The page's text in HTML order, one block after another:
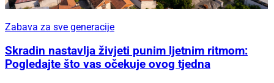
Zabava za sve generacije
Skradin nastavlja živjeti punim ljetnim ritmom:
Pogledajte što vas očekuje ovog tjedna